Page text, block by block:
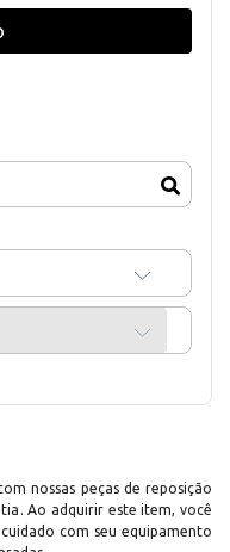
nossas peças de reposição
Ao adquirir este item, você
com seu equipamento